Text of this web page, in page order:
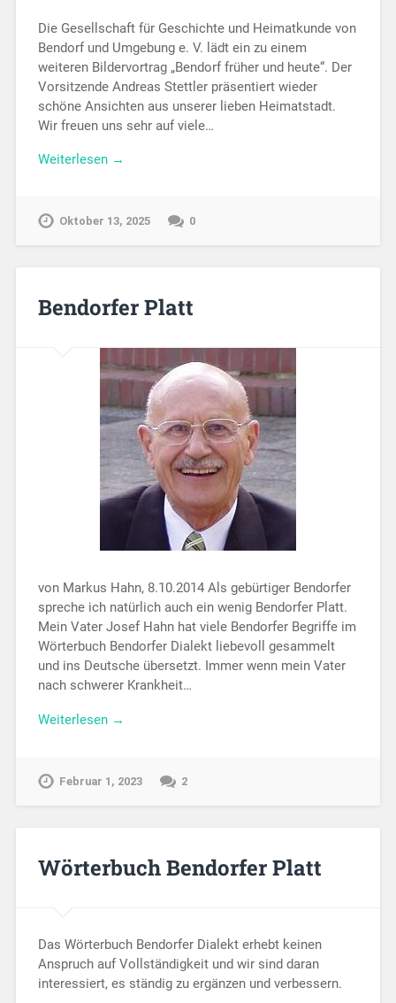
Die Gesellschaft für Geschichte und Heimatkunde von
Bendorf und Umgebung e. V. lädt ein zu einem
weiteren Bildervortrag „Bendorf früher und heute“. Der
Vorsitzende Andreas Stettler präsentiert wieder
schöne Ansichten aus unserer lieben Heimatstadt.
Wir freuen uns sehr auf viele…
Weiterlesen →
Oktober 13, 2025 0
Bendorfer Platt
von Markus Hahn, 8.10.2014 Als gebürtiger Bendorfer
spreche ich natürlich auch ein wenig Bendorfer Platt.
Mein Vater Josef Hahn hat viele Bendorfer Begriffe im
Wörterbuch Bendorfer Dialekt liebevoll gesammelt
und ins Deutsche übersetzt. Immer wenn mein Vater
nach schwerer Krankheit…
Weiterlesen →
Februar 1, 2023 2
Wörterbuch Bendorfer Platt
Das Wörterbuch Bendorfer Dialekt erhebt keinen
Anspruch auf Vollständigkeit und wir sind daran
interessiert, es ständig zu ergänzen und verbessern.